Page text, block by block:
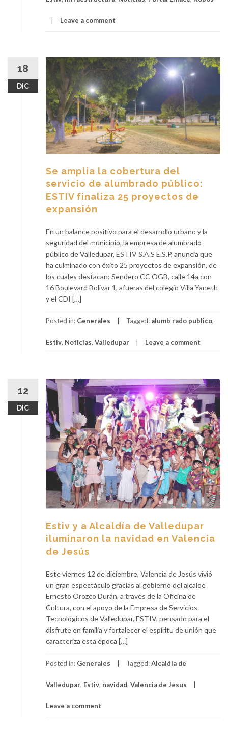
Leave a comment
18
DIC
Se amplía la cobertura del
servicio de alumbrado público:
ESTIV finaliza 25 proyectos de
expansión
En un balance positivo para el desarrollo urbano y la
seguridad del municipio, la empresa de alumbrado
público de Valledupar, ESTIV S.A.S E.S.P, anuncia que
ha culminado con éxito 25 proyectos de expansión, de
los cuales destacan: Sendero CC OGB, calle 14a con
16 Boulevard Bolivar 1, afueras del colegio Villa Yaneth
y el CDI […]
Posted in: Generales Tagged: alumb rado publico,
Estiv, Noticias, Valledupar Leave a comment
12
DIC
Estiv y a Alcaldía de Valledupar
iluminaron la navidad en Valencia
de Jesús
Este viernes 12 de diciembre, Valencia de Jesús vivió
un gran espectáculo gracias al gobierno del alcalde
Ernesto Orozco Durán, a través de la Oficina de
Cultura, con el apoyo de la Empresa de Servicios
Tecnológicos de Valledupar, ESTIV, pensado para el
disfrute en familia y fortalecer el espíritu de unión que
caracteriza esta época […]
Posted in: Generales Tagged:Alcaldia de
Valledupar, Estiv, navidad, Valencia de Jesus
Leave a comment